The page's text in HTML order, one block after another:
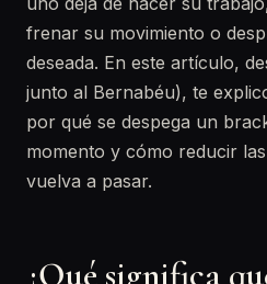
frenar su movimiento o
deseada. En este artículo,
junto al Bernabéu), te
por qué se despega un
momento y cómo reducir
vuelva a pasar.
¿Qué significa